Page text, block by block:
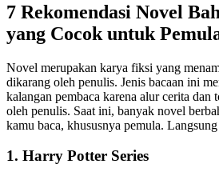
7 Rekomendasi Novel
yang Cocok untuk
Novel merupakan karya fiksi yang
dikarang oleh penulis. Jenis bacaan ini
kalangan pembaca karena alur cerita dan
oleh penulis. Saat ini, banyak novel
kamu baca, khususnya pemula.
1. Harry Potter Series